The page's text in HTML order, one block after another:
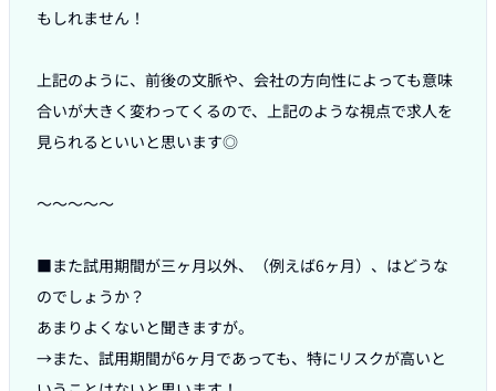
もしれません！
上記のように、前後の文脈や、会社の方向性によっても意味
合いが大きく変わってくるので、上記のような視点で求人を
見られるといいと思います◎
〜〜〜〜〜
■また試用期間が三ヶ月以外、（例えば6ヶ月）、はどうな
のでしょうか？
あまりよくないと聞きますが。
→また、試用期間が6ヶ月であっても、特にリスクが高いと